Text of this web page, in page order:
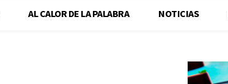
AL CALOR DE LA PALABRA NOTICIAS